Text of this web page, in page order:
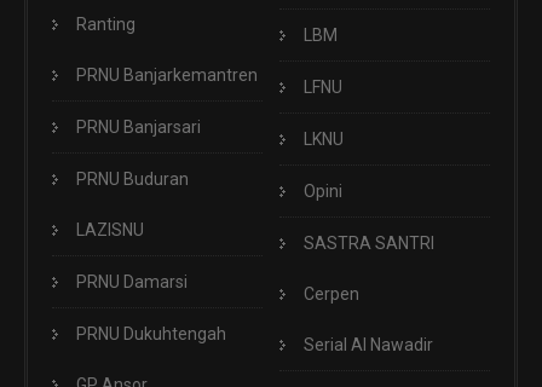
Ranting
PRNU Banjarkemantren
PRNU Banjarsari
PRNU Buduran
LAZISNU
PRNU Damarsi
PRNU Dukuhtengah
LBM
LFNU
LKNU
Opini
SASTRA SANTRI
Cerpen
Serial Al Nawadir